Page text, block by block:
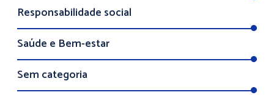
Responsabilidade social
Saúde e Bem-estar
Sem categoria